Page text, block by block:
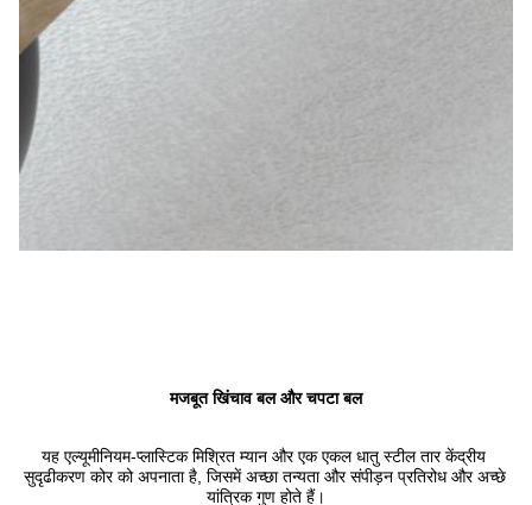
मजबूत खिंचाव बल और चपटा बल
यह एल्यूमीनियम-प्लास्टिक मिश्रित म्यान और एक एकल धातु स्टील तार केंद्रीय
सुदृढीकरण कोर को अपनाता है, जिसमें अच्छा तन्यता और संपीड़न प्रतिरोध और अच्छे
यांत्रिक गुण होते हैं।